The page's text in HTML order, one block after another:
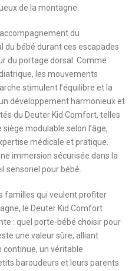
de la montagne.
du
bébé durant ces escapades
du portage dorsal. Comme
les mouvements
stimulent l’équilibre et la
développement harmonieux et
du Deuter Kid Comfort, telles
modulable selon l’âge,
médicale et pratique.
immersion sécurisée dans la
sensoriel pour bébé.
familles qui veulent profiter
le Deuter Kid Comfort
: quel porte-bébé choisir pour
une valeur sûre, alliant
un véritable
baroudeurs et leurs parents.